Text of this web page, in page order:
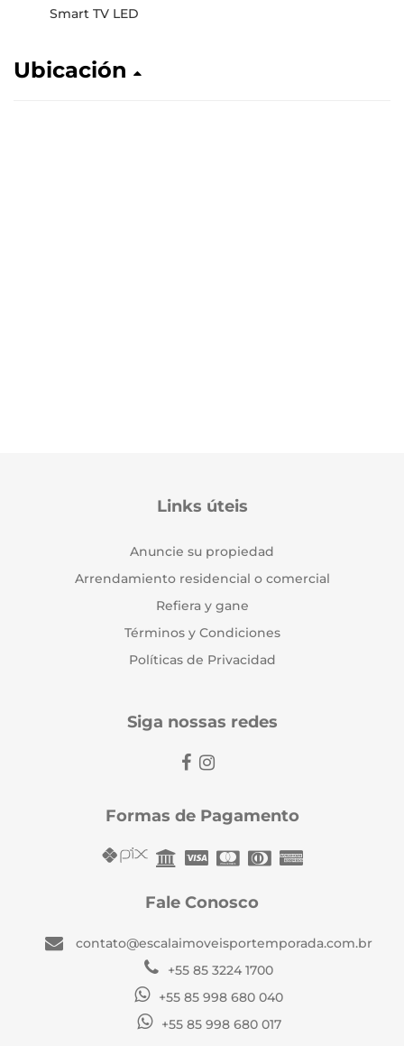
Smart TV LED
Ubicación
Links úteis
Anuncie su propiedad
Arrendamiento residencial o comercial
Refiera y gane
Términos y Condiciones
Políticas de Privacidad
Siga nossas redes
Formas de Pagamento
Fale Conosco
contato@escalaimoveisportemporada.com.br
+55 85 3224 1700
+55 85 998 680 040
+55 85 998 680 017